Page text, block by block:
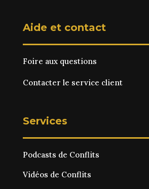
Aide et contact
Foire aux questions
Contacter le service client
Services
Podcasts de Conflits
Vidéos de Conflits